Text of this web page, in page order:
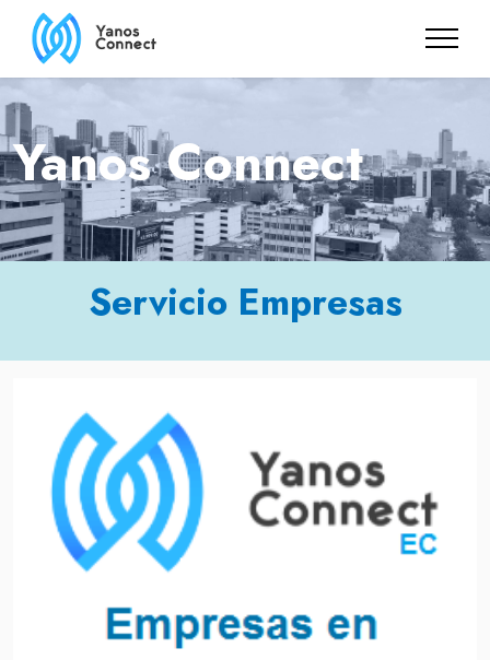
Yanos Connect
Servicio Empresas